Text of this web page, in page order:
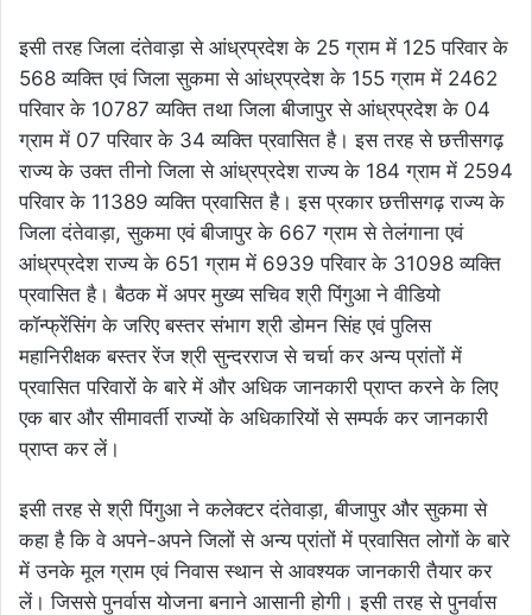
इसी तरह जिला दंतेवाड़ा से आंध्रप्रदेश के 25 ग्राम में 125 परिवार के
568 व्यक्ति एवं जिला सुकमा से आंध्रप्रदेश के 155 ग्राम में 2462
परिवार के 10787 व्यक्ति तथा जिला बीजापुर से आंध्रप्रदेश के 04
ग्राम में 07 परिवार के 34 व्यक्ति प्रवासित है। इस तरह से छत्तीसगढ़
राज्य के उक्त तीनो जिला से आंध्रप्रदेश राज्य के 184 ग्राम में 2594
परिवार के 11389 व्यक्ति प्रवासित है। इस प्रकार छत्तीसगढ़ राज्य के
जिला दंतेवाड़ा, सुकमा एवं बीजापुर के 667 ग्राम से तेलंगाना एवं
आंध्रप्रदेश राज्य के 651 ग्राम में 6939 परिवार के 31098 व्यक्ति
प्रवासित है। बैठक में अपर मुख्य सचिव श्री पिंगुआ ने वीडियो
कॉन्फ्रेंसिंग के जरिए बस्तर संभाग श्री डोमन सिंह एवं पुलिस
महानिरीक्षक बस्तर रेंज श्री सुन्दरराज से चर्चा कर अन्य प्रांतों में
प्रवासित परिवारों के बारे में और अधिक जानकारी प्राप्त करने के लिए
एक बार और सीमावर्ती राज्यों के अधिकारियों से सम्पर्क कर जानकारी
प्राप्त कर लें।
इसी तरह से श्री पिंगुआ ने कलेक्टर दंतेवाड़ा, बीजापुर और सुकमा से
कहा है कि वे अपने-अपने जिलों से अन्य प्रांतों में प्रवासित लोगों के बारे
में उनके मूल ग्राम एवं निवास स्थान से आवश्यक जानकारी तैयार कर
लें। जिससे पुनर्वास योजना बनाने आसानी होगी। इसी तरह से पुनर्वास